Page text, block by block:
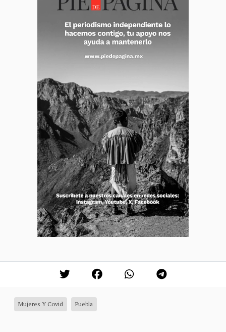
Mujeres Y Covid Puebla